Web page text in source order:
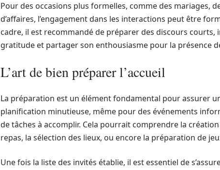
Pour des occasions plus formelles, comme des mariages,
d’affaires, l’engagement dans les interactions peut être
cadre, il est recommandé de préparer des discours courts,
gratitude et partager son enthousiasme pour la présence
L’art de bien préparer l’accueil
La préparation est un élément fondamental pour assurer
planification minutieuse, même pour des événements
de tâches à accomplir. Cela pourrait comprendre la création
repas, la sélection des lieux, ou encore la préparation de
Une fois la liste des invités établie, il est essentiel de